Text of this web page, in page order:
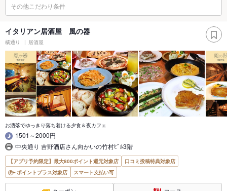
その他こだわり条件
イタリアン居酒屋 風の器
橘通り 居酒屋
お洒落でゆっきり落ち着ける夕食＆夜カフェ
1501～2000円
中央通り 吉野酒店さん向かいの竹村ﾋﾞﾙ3階
【アプリ予約限定】最大800ポイント還元対象店
口コミ投稿特典対象店
ポイントプラス対象店
スマート支払い可